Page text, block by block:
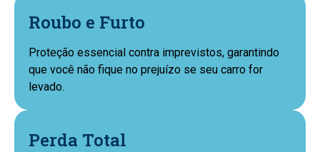
Roubo e Furto
Proteção essencial contra imprevistos, garantindo
que você não fique no prejuízo se seu carro for
levado.
Perda Total